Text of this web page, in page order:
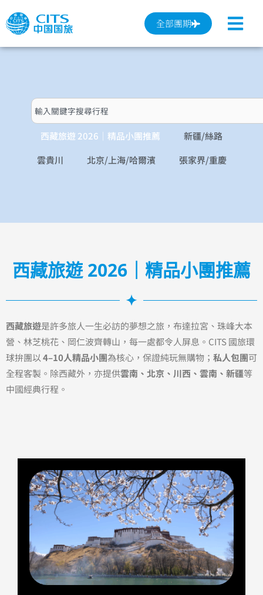
至
全部團期
搜
尋
西藏旅遊 2026｜精品小團推薦
新疆/絲路
雲貴川
北京/上海/哈爾濱 張家界/重慶
西藏旅遊 2026｜精品小團推薦
西藏旅遊是許多旅人一生必訪的夢想之旅，布達拉宮、珠峰大本
營、林芝桃花、岡仁波齊轉山，每一處都令人屏息。CITS 國旅環
球拚團以 4–10人精品小團為核心，保證純玩無購物； 私人包團可
全程客製。除西藏外，亦提供雲南、北京、川西、雲南、新疆等
中國經典行程。